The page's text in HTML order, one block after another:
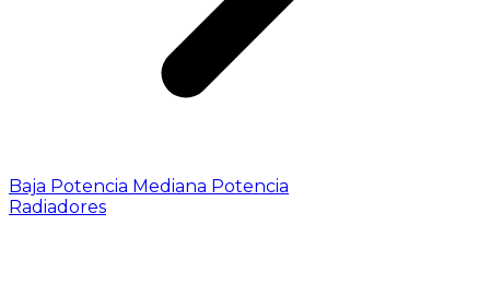
Baja Potencia Mediana Potencia
Radiadores